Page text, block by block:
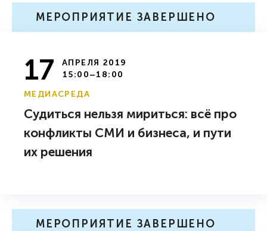
МЕРОПРИЯТИЕ ЗАВЕРШЕНО
17
АПРЕЛЯ 2019
15:00–18:00
МЕДИАСРЕДА
Судиться нельзя мириться: всё про
конфликты СМИ и бизнеса, и пути
их решения
МЕРОПРИЯТИЕ ЗАВЕРШЕНО